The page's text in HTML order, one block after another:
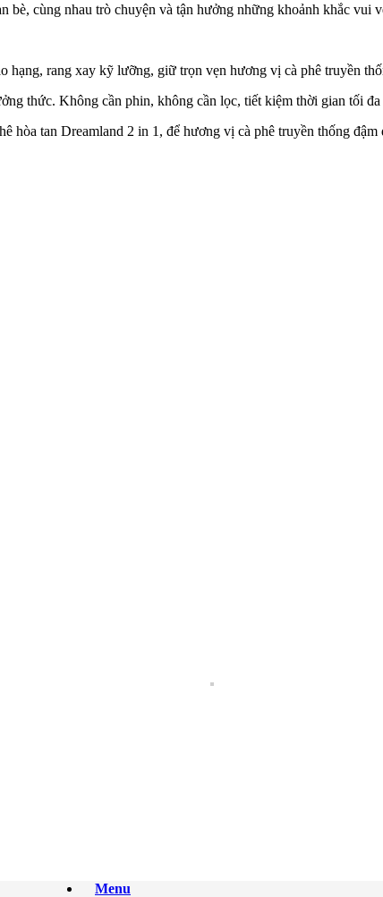
bè, cùng nhau trò chuyện và tận hưởng những khoảnh khắc vui
rang xay kỹ lưỡng, giữ trọn vẹn hương vị cà phê truyền
thức. Không cần phin, không cần lọc, tiết kiệm thời gian tối đa
tan Dreamland 2 in 1, để hương vị cà phê truyền thống
Menu